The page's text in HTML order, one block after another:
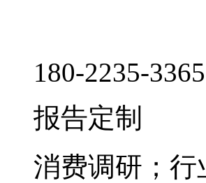
180-2235-3365
报告定制
消费调研；